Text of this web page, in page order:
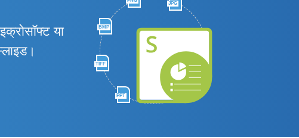
JPG
BMP
TIFF
PPT
या